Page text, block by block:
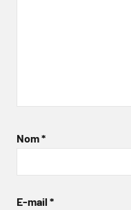
Nom*
E-mail *